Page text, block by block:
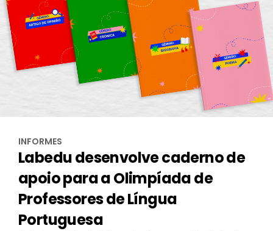
INFORMES
Labedu desenvolve caderno de
apoio para a Olimpíada de
Professores de Língua
Portuguesa